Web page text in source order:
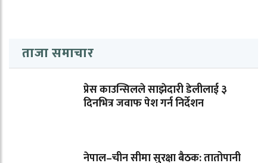
ताजा समाचार
प्रेस काउन्सिलले साझेदारी डेलीलाई ३
दिनभित्र जवाफ पेश गर्न निर्देशन
नेपाल–चीन सीमा सुरक्षा बैठक: तातोपानी